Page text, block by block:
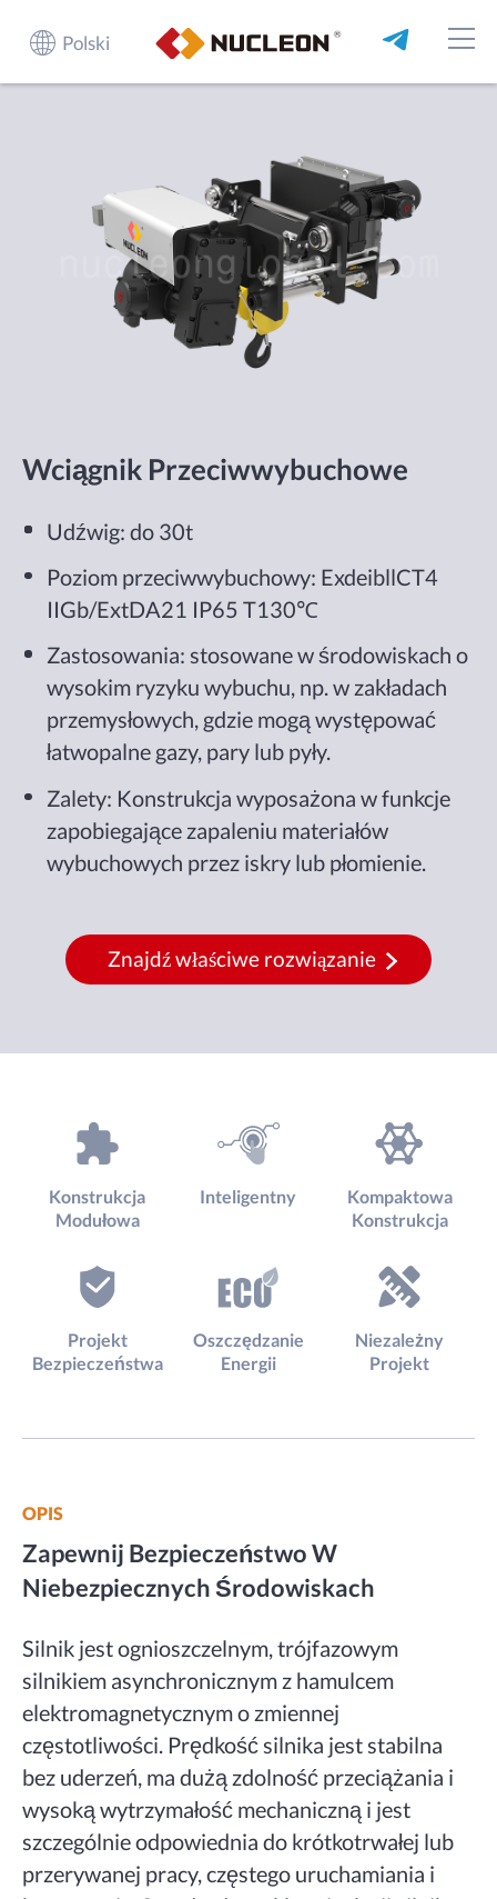
Polski
Wciągnik Przeciwwybuchowe
Udźwig: do 30t
Poziom przeciwwybuchowy: ExdeibllCT4
IIGb/ExtDA21 IP65 T130℃
Zastosowania: stosowane w środowiskach o
wysokim ryzyku wybuchu, np. w zakładach
przemysłowych, gdzie mogą występować
łatwopalne gazy, pary lub pyły.
Zalety: Konstrukcja wyposażona w funkcje
zapobiegające zapaleniu materiałów
wybuchowych przez iskry lub płomienie.
Znajdź właściwe rozwiązanie
Konstrukcja
Modułowa
Inteligentny
Kompaktowa
Konstrukcja
Projekt
Bezpieczeństwa
Oszczędzanie
Energii
Niezależny
Projekt
OPIS
Zapewnij Bezpieczeństwo W
Niebezpiecznych Środowiskach
Silnik jest ognioszczelnym, trójfazowym
silnikiem asynchronicznym z hamulcem
elektromagnetycznym o zmiennej
częstotliwości. Prędkość silnika jest stabilna
bez uderzeń, ma dużą zdolność przeciążania i
wysoką wytrzymałość mechaniczną i jest
szczególnie odpowiednia do krótkotrwałej lub
przerywanej pracy, częstego uruchamiania i